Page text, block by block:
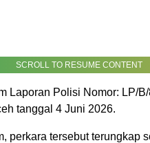
SCROLL TO RESUME CONTENT
Laporan Polisi Nomor: LP/
tanggal 4 Juni 2026.
perkara tersebut terungkap